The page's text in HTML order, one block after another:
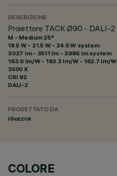
DESCRIZIONE
Proiettore TACK Ø90 - DALI-
M - Medium 25°
18.5 W - 21.5 W - 24.5 W system
3027 lm - 3511 lm - 3986 lm system
163.6 lm/W - 163.3 lm/W - 162.7 lm/W
3500 K
CRI 92
DALI-2
PROGETTATO DA
iGuzzini
COLORE